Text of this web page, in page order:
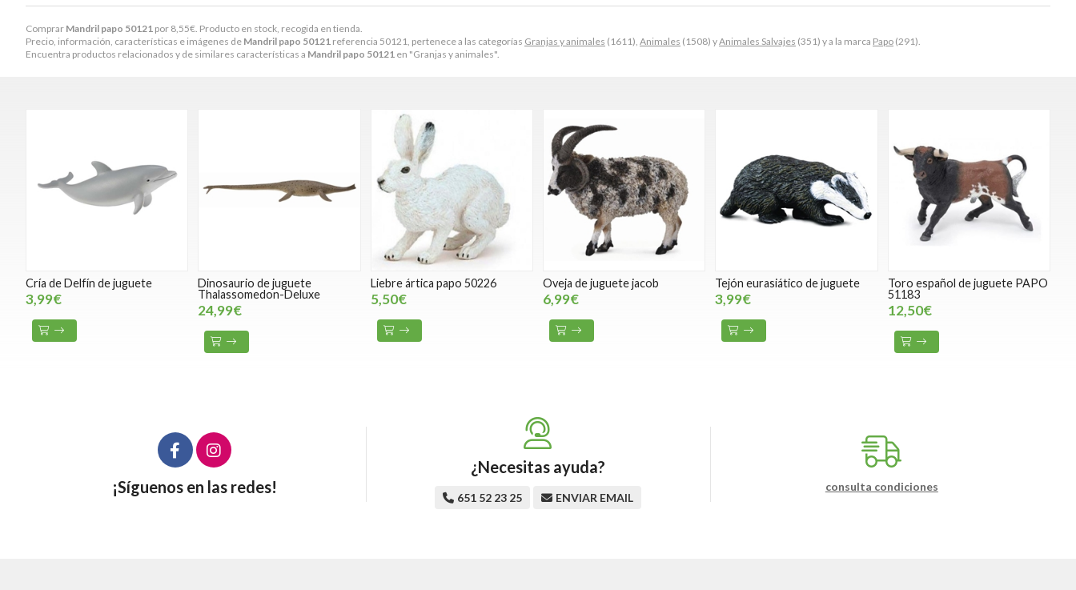
Comprar Mandril papo 50121 por 8,55€ . Producto en stock, recogida en tienda.
Precio, información, características e imágenes de Mandril papo 50121 referencia 50121, pertenece a las categorías Granjas y animales (1611), Animales (1508) yAnimales Salvajes (351) y a la marca Papo (291).
Encuentra productos relacionados y de similares características a Mandril papo 50121 en "Granjas y animales".
Cría de Delfín de juguete
3,99€
Dinosaurio de juguete
Thalassomedon-Deluxe
24,99€
Liebre ártica papo 50226
5,50€
Oveja de juguete jacob
6,99€
Tejón eurasiático de juguete
3,99€
Toro español de juguete PAPO
51183
12,50€
¡Síguenos en las redes!
¿Necesitas ayuda?
651 52 23 25 ENVIAR EMAIL
consulta condiciones